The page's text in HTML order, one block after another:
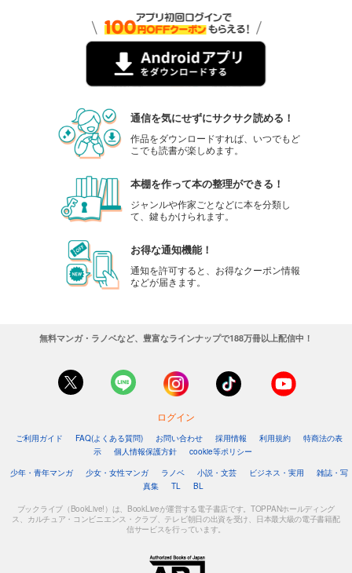
通信を気にせずにサクサク読める！
作品をダウンロードすれば、いつでもど
こでも読書が楽しめます。
本棚を作って本の整理ができる！
ジャンルや作家ごとなどに本を分類し
て、鍵もかけられます。
お得な通知機能！
通知を許可すると、お得なクーポン情報
などが届きます。
無料マンガ・ラノベなど、豊富なラインナップで188万冊以上配信中！
ログイン
ご利用ガイド FAQ(よくある質問) お問い合わせ 採用情報 利用規約
特商法の表
示
個人情報保護方針
cookie等ポリシー
少年・青年マンガ
少女・女性マンガ ラノベ 小説・文芸 ビジネス・実用
雑誌・写
真集
TL BL
ブックライブ（BookLive!）は、BookLiveが運営する電子書店です。TOPPANホールディング
ス、カルチュア・コンビニエンス・クラブ、テレビ朝日の出資を受け、日本最大級の電子書籍配
信サービスを行っています。